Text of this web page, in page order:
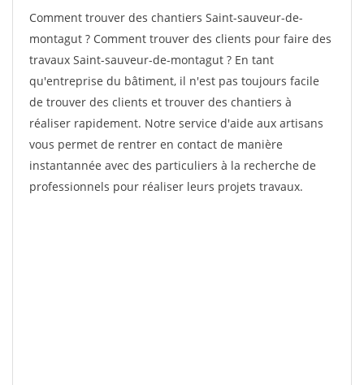
Comment trouver des chantiers Saint-sauveur-de-
montagut ? Comment trouver des clients pour faire des
travaux Saint-sauveur-de-montagut ? En tant
qu'entreprise du bâtiment, il n'est pas toujours facile
de trouver des clients et trouver des chantiers à
réaliser rapidement. Notre service d'aide aux artisans
vous permet de rentrer en contact de manière
instantannée avec des particuliers à la recherche de
professionnels pour réaliser leurs projets travaux.